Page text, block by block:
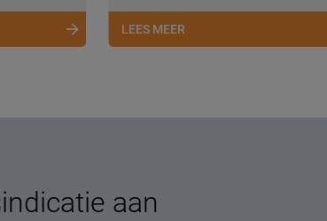
LEES MEER
aan